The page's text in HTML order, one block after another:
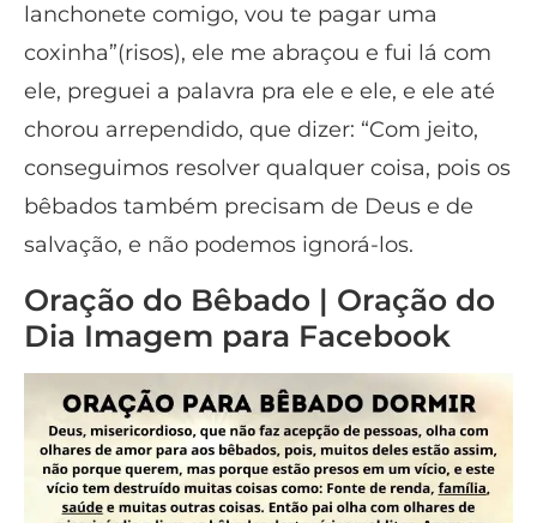
lanchonete comigo, vou te pagar uma
coxinha”(risos), ele me abraçou e fui lá com
ele, preguei a palavra pra ele e ele, e ele até
chorou arrependido, que dizer: “Com jeito,
conseguimos resolver qualquer coisa, pois os
bêbados também precisam de Deus e de
salvação, e não podemos ignorá-los.
Oração do Bêbado | Oração do
Dia Imagem para Facebook